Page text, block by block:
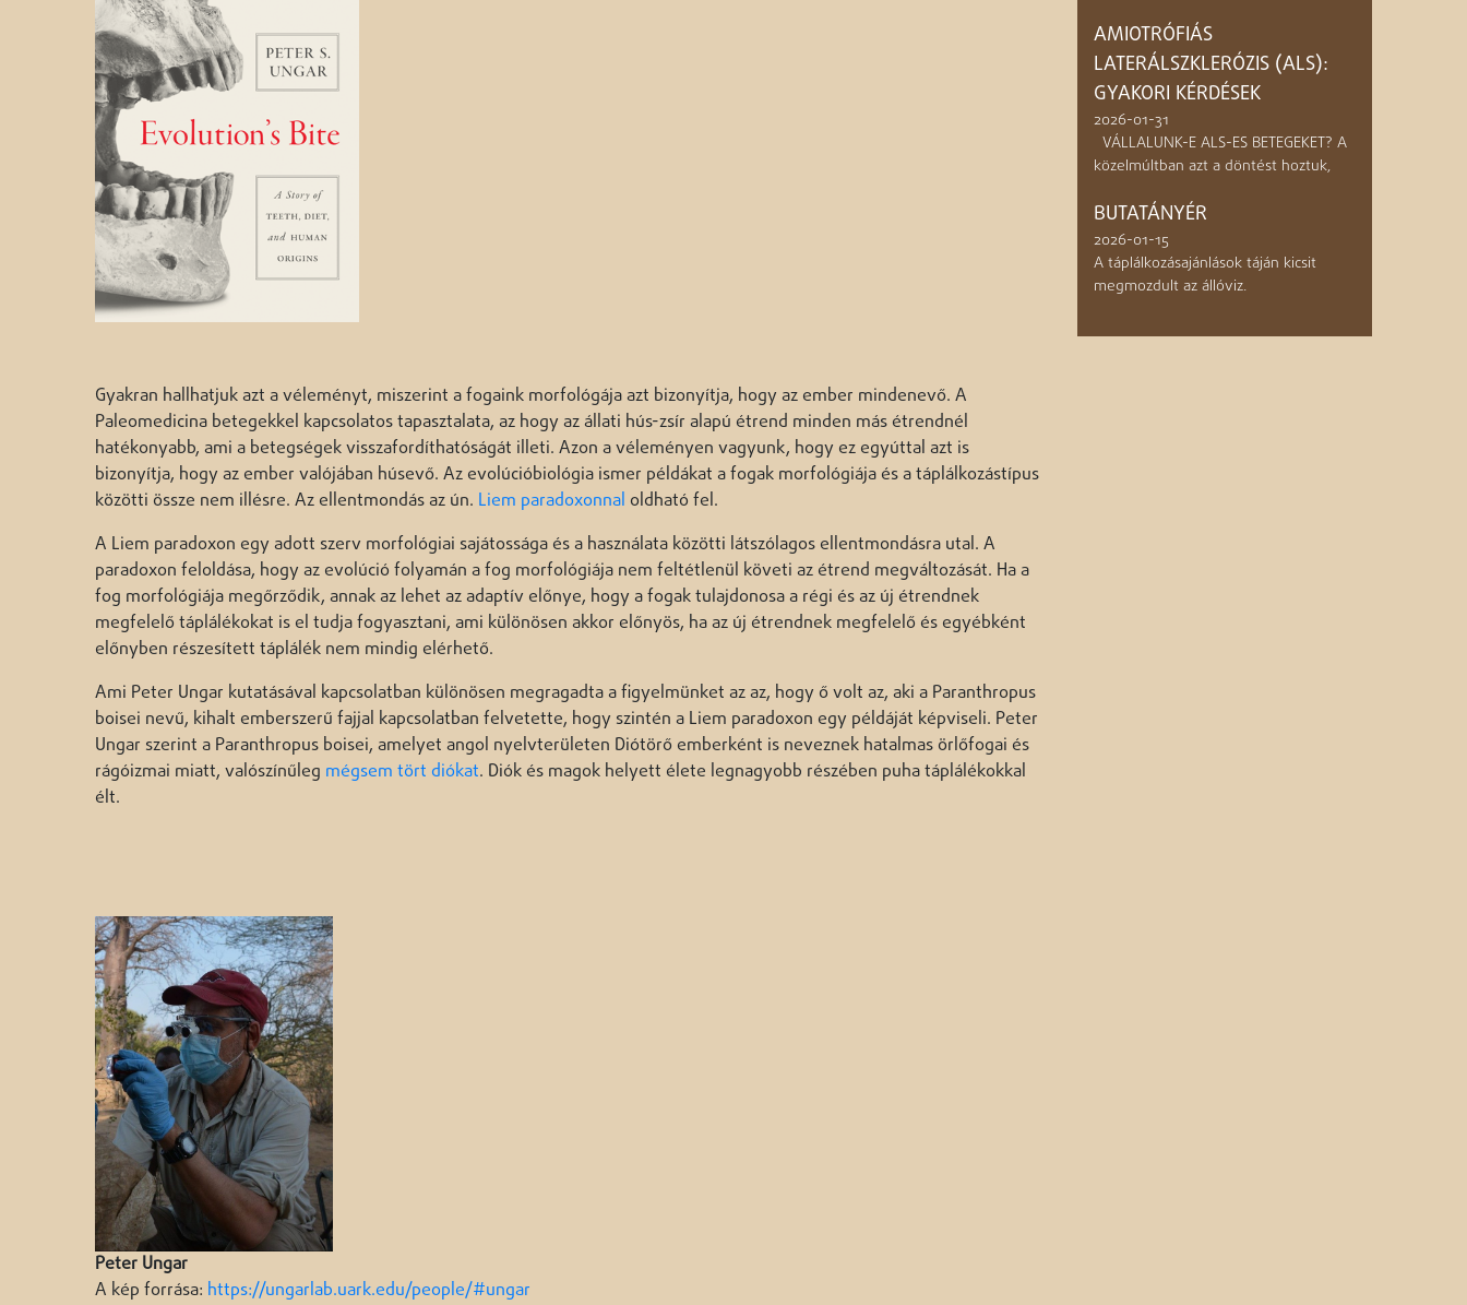
Gyakran hallhatjuk azt a véleményt, miszerint a fogaink morfológája azt bizonyítja, hogy az ember mindenevő. A
Paleomedicina betegekkel kapcsolatos tapasztalata, az hogy az állati hús-zsír alapú étrend minden más étrendnél
hatékonyabb, ami a betegségek visszafordíthatóságát illeti. Azon a véleményen vagyunk, hogy ez egyúttal azt is
bizonyítja, hogy az ember valójában húsevő. Az evolúcióbiológia ismer példákat a fogak morfológiája és a táplálkozástípus
közötti össze nem illésre. Az ellentmondás az ún. Liem paradoxonnal oldható fel.
A Liem paradoxon egy adott szerv morfológiai sajátossága és a használata közötti látszólagos ellentmondásra utal. A
paradoxon feloldása, hogy az evolúció folyamán a fog morfológiája nem feltétlenül követi az étrend megváltozását. Ha a
fog morfológiája megőrződik, annak az lehet az adaptív előnye, hogy a fogak tulajdonosa a régi és az új étrendnek
megfelelő táplálékokat is el tudja fogyasztani, ami különösen akkor előnyös, ha az új étrendnek megfelelő és egyébként
előnyben részesített táplálék nem mindig elérhető.
Ami Peter Ungar kutatásával kapcsolatban különösen megragadta a figyelmünket az az, hogy ő volt az, aki a Paranthropus
boisei nevű, kihalt emberszerű fajjal kapcsolatban felvetette, hogy szintén a Liem paradoxon egy példáját képviseli. Peter
Ungar szerint a Paranthropus boisei, amelyet angol nyelvterületen Diótörő emberként is neveznek hatalmas örlőfogai és
rágóizmai miatt, valószínűleg mégsem tört diókat. Diók és magok helyett élete legnagyobb részében puha táplálékokkal
élt.
Peter Ungar
A kép forrása: https://ungarlab.uark.edu/people/#ungar
AMIOTRÓFIÁS
LATERÁLSZKLERÓZIS (ALS):
GYAKORI KÉRDÉSEK
2026-01-31
VÁLLALUNK-E ALS-ES BETEGEKET? A
közelmúltban azt a döntést hoztuk,
BUTATÁNYÉR
2026-01-15
A táplálkozásajánlások táján kicsit
megmozdult az állóviz.